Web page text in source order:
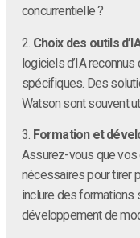
concurrentielle ?
2. Choix des outils
logiciels d’IA
spécifiques. Des
Watson sont souvent
3. Formation et
Assurez-vous que
nécessaires pour tirer
inclure des formations
développement de